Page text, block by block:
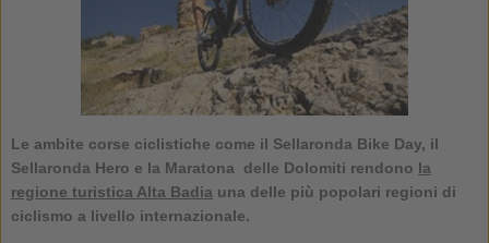
Le ambite corse ciclistiche come il Sellaronda Bike Day, il
Sellaronda Hero e la Maratona delle Dolomiti rendono la
regione turistica Alta Badia una delle più popolari regioni di
ciclismo a livello internazionale.